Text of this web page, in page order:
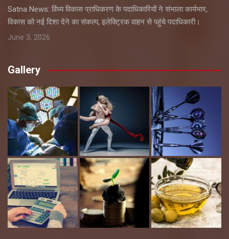
Satna News: विंध्य विकास प्राधिकरण के पदाधिकारियों ने संभाला कार्यभार,
विकास को नई दिशा देने का संकल्प, इलेक्ट्रिक वाहन से पहुंचे पदाधिकारी।
June 3, 2026
Gallery